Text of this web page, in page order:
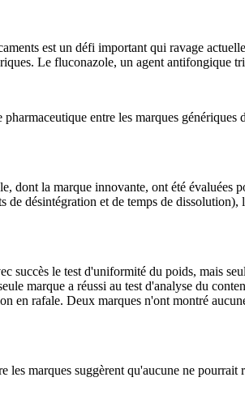
est un défi important qui ravage
Le fluconazole, un agent
entre les marques
dont la marque innovante, ont été évaluées
de désintégration et de temps de
succès le test d'uniformité du poids, mais
marque a réussi au test d'analyse du
en rafale. Deux marques n'ont montré
les marques suggèrent qu'aucune ne pourrait